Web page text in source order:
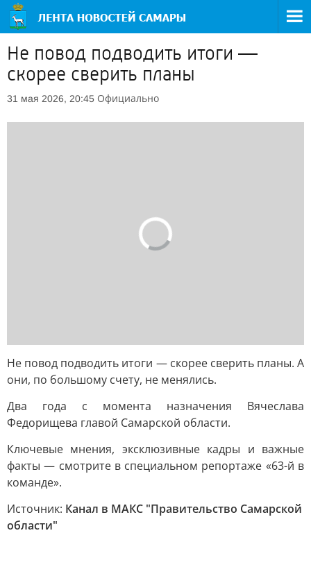
Не повод подводить итоги —
скорее сверить планы
31 мая 2026, 20:45 Официально
Не повод подводить итоги — скорее сверить планы. А
они, по большому счету, не менялись.
Два года с момента назначения Вячеслава
Федорищева главой Самарской области.
Ключевые мнения, эксклюзивные кадры и важные
факты — смотрите в специальном репортаже «63-й в
команде».
Источник: Канал в МАКС "Правительство Самарской
области"